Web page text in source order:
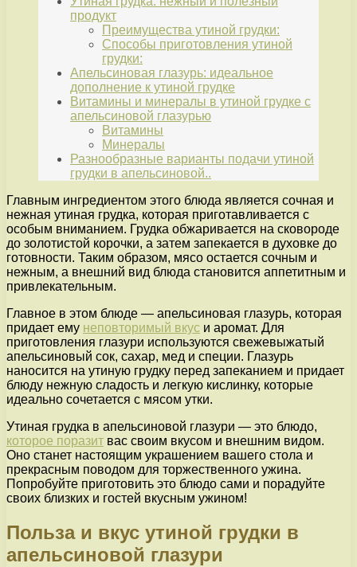
продукт
Преимущества утиной грудки:
Способы приготовления утиной
грудки:
Апельсиновая глазурь: идеальное
дополнение к утиной грудке
Витамины и минералы в утиной грудке с
апельсиновой глазурью
Витамины
Минералы
Разнообразные варианты подачи утиной
грудки в апельсиновой..
Главным ингредиентом этого блюда является сочная и
нежная утиная грудка, которая приготавливается с
особым вниманием. Грудка обжаривается на сковороде
до золотистой корочки, а затем запекается в духовке до
готовности. Таким образом, мясо остается сочным и
нежным, а внешний вид блюда становится аппетитным и
привлекательным.
Главное в этом блюде — апельсиновая глазурь, которая
придает ему неповторимый вкус и аромат. Для
приготовления глазури используются свежевыжатый
апельсиновый сок, сахар, мед и специи. Глазурь
наносится на утиную грудку перед запеканием и придает
блюду нежную сладость и легкую кислинку, которые
идеально сочетается с мясом утки.
Утиная грудка в апельсиновой глазури — это блюдо,
которое поразит вас своим вкусом и внешним видом.
Оно станет настоящим украшением вашего стола и
прекрасным поводом для торжественного ужина.
Попробуйте приготовить это блюдо сами и порадуйте
своих близких и гостей вкусным ужином!
Польза и вкус утиной грудки в
апельсиновой глазури